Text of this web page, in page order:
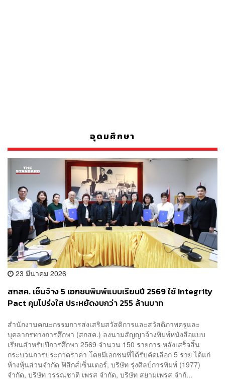
อุดมศึกษา
23 มีนาคม 2026
สกสค. เซ็นจ้าง 5 เอกชนพิมพ์แบบเรียนปี 2569 ใช้ Integrity
Pact คุมโปร่งใส ประหยัดงบกว่า 255 ล้านบาท
สำนักงานคณะกรรมการส่งเสริมสวัสดิการและสวัสดิภาพครูและ
บุคลากรทางการศึกษา (สกสค.) ลงนามสัญญาจ้างพิมพ์หนังสือแบบ
เรียนสำหรับปีการศึกษา 2569 จำนวน 150 รายการ หลังเสร็จสิ้น
กระบวนการประกวดราคา โดยมีเอกชนที่ได้รับคัดเลือก 5 ราย ได้แก่
ห้างหุ้นส่วนจำกัด ฟิสิกส์เซ็นเตอร์, บริษัท รุ่งศิลป์การพิมพ์ (1977)
จำกัด, บริษัท วรรณชาติ เพรส จำกัด, บริษัท สยามเพรส จำกั...